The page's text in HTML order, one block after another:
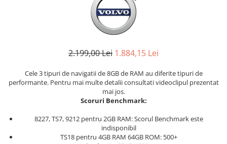
2.199,00 Lei 1.884,15 Lei
Cele 3 tipuri de navigatii de 8GB de RAM au diferite tipuri de
performante. Pentru mai multe detalii consultati videoclipul prezentat
mai jos.
Scoruri Benchmark:
8227, TS7, 9212 pentru 2GB RAM: Scorul Benchmark este
indisponibil
TS18 pentru 4GB RAM 64GB ROM: 500+